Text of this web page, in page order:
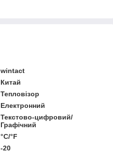
wintact
Китай
Тепловізор
Електронний
Текстово-цифровий/
Графічний
°С/°F
-20